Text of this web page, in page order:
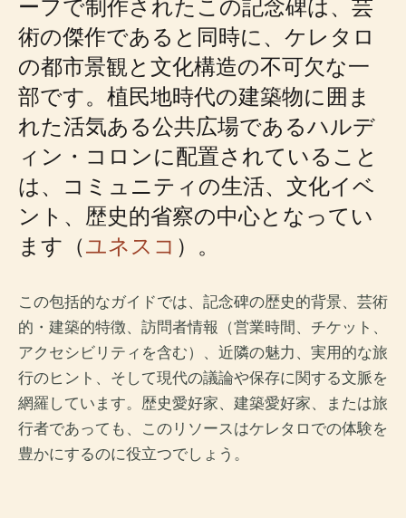
術の傑作であると同時に、ケレタロ
の都市景観と文化構造の不可欠な一
部です。植民地時代の建築物に囲ま
れた活気ある公共広場であるハルデ
ィン・コロンに配置されていること
は、コミュニティの生活、文化イベ
ント、歴史的省察の中心となってい
ます（ユネスコ ）。
この包括的なガイドでは、記念碑の歴史的背景、芸術
的・建築的特徴、訪問者情報（営業時間、チケット、
アクセシビリティを含む）、近隣の魅力、実用的な旅
行のヒント、そして現代の議論や保存に関する文脈を
網羅しています。歴史愛好家、建築愛好家、または旅
行者であっても、このリソースはケレタロでの体験を
豊かにするのに役立つでしょう。